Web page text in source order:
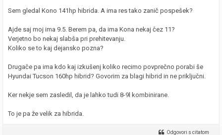
Sem gledal Kono 141hp hibrida. A ima res tako zanič pospešek?
Ajde saj moj ima 9.5. Berem pa, da ima Kona nekaj čez 11?
Verjetno bo nekaj slabša pri prehitevanju.
Koliko se to kaj dejansko pozna?
Drugače pa ima kdo kaj izkušenj koliko recimo povprečno porabi še
Hyundai Tucson 160hp hibrid? Govorim za blagi hibrid in ne priključni.
Ker nekje sem zasledil, da je lahko tudi 8-9l kombinirane.
To je pa že velik za hibrida.
Odgovori s citatom